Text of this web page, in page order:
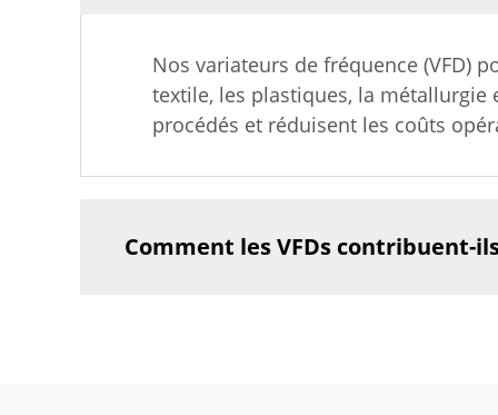
Nos variateurs de fréquence (VFD)
textile, les plastiques, la métallurgie
procédés et réduisent les coûts
Comment les VFDs contribuent-